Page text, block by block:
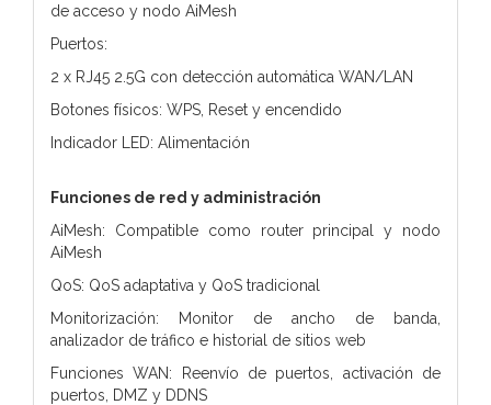
de acceso y nodo AiMesh
Puertos:
2 x RJ45 2.5G con detección automática WAN/LAN
Botones físicos: WPS, Reset y encendido
Indicador LED: Alimentación
Funciones de red y administración
AiMesh: Compatible como router principal y nodo
AiMesh
QoS: QoS adaptativa y QoS tradicional
Monitorización: Monitor de ancho de banda,
analizador de tráfico e historial de sitios web
Funciones WAN: Reenvío de puertos, activación de
puertos, DMZ y DDNS